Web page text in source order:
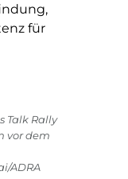
für
Talk Rally
vor dem
ADRA